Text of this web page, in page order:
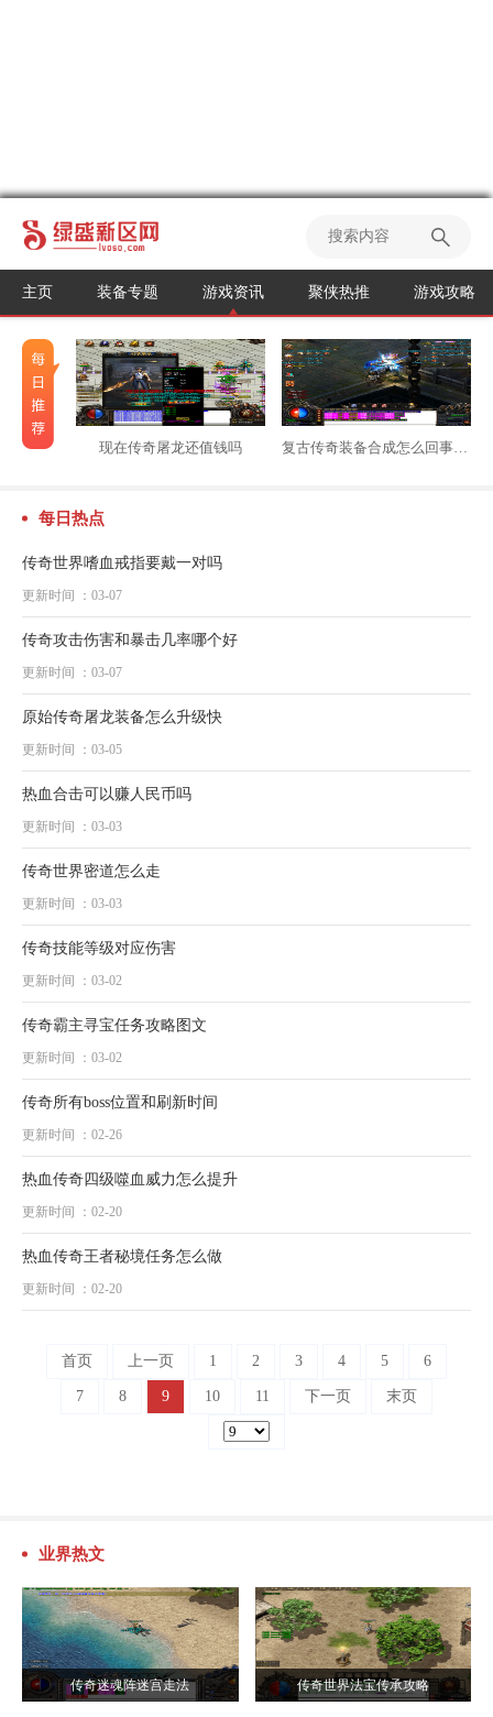
主页 装备专题 游戏资讯 聚侠热推 游戏攻略
现在传奇屠龙还值钱吗 复古传奇装备合成怎么回事不能用
每日热点
传奇世界嗜血戒指要戴一对吗
更新时间 ：03-07
传奇攻击伤害和暴击几率哪个好
更新时间 ：03-07
原始传奇屠龙装备怎么升级快
更新时间 ：03-05
热血合击可以赚人民币吗
更新时间 ：03-03
传奇世界密道怎么走
更新时间 ：03-03
传奇技能等级对应伤害
更新时间 ：03-02
传奇霸主寻宝任务攻略图文
更新时间 ：03-02
传奇所有boss位置和刷新时间
更新时间 ：02-26
热血传奇四级噬血威力怎么提升
更新时间 ：02-20
热血传奇王者秘境任务怎么做
更新时间 ：02-20
首页 上一页 1 2 3 4 5 6
7 8 9 10 11 下一页 末页
业界热文
传奇迷魂阵迷宫走法 传奇世界法宝传承攻略